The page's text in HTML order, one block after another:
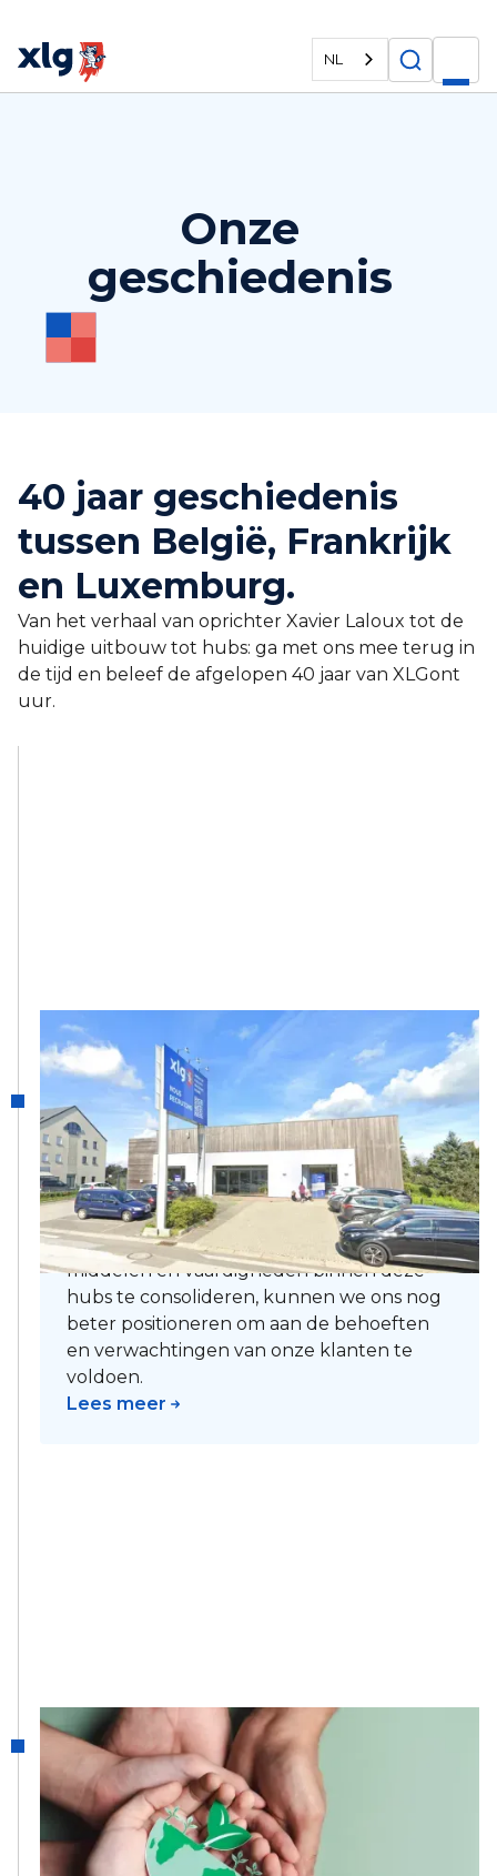
NL
Onze
geschiedenis
40 jaar geschiedenis
tussen België, Frankrijk
en Luxemburg.
Van het verhaal van oprichter Xavier Laloux tot de
huidige uitbouw tot hubs: ga met ons mee terug in
de tijd en beleef de afgelopen 40 jaar van XLGont
uur.
2024
XLG is gestructureerd in
hubs
XLG is gestructureerd rond verschillende
hubs in België, Frankrijk en het
Groothertogdom Luxemburg, evenals 19
vestigingen dienstencheques. Door onze
middelen en vaardigheden binnen deze
hubs te consolideren, kunnen we ons nog
beter positioneren om aan de behoeften
en verwachtingen van onze klanten te
voldoen.
Lees meer
2023
XLG begint aan een ESG-
aanpak
Het ESG-traject wordt een prioriteit bij XLG.